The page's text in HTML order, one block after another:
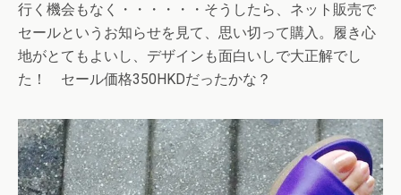
行く機会もなく・・・・・・そうしたら、ネット販売で
セールというお知らせを見て、思い切って購入。履き心
地がとてもよいし、デザインも面白いしで大正解でし
た！ セール価格350HKDだったかな？